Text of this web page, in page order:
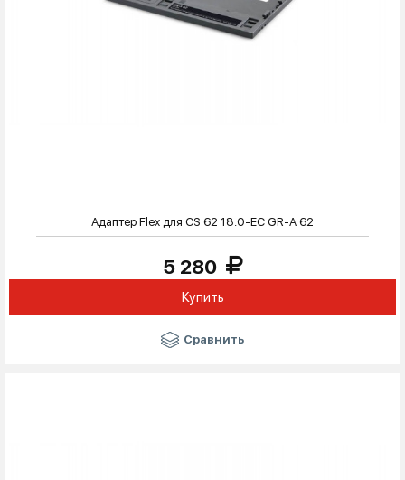
Адаптер Flex для CS 62 18.0-EC GR-A 62
5 280
Купить
Сравнить